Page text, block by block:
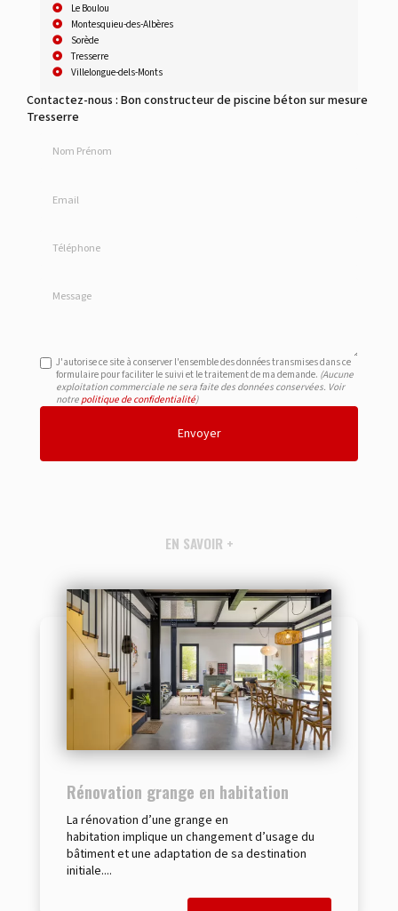
Le Boulou
Montesquieu-des-Albères
Sorède
Tresserre
Villelongue-dels-Monts
Contactez-nous : Bon constructeur de piscine béton sur mesure
Tresserre
J'autorise ce site à conserver l'ensemble des données transmises dans ce
formulaire pour faciliter le suivi et le traitement de ma demande. (Aucune
exploitation commerciale ne sera faite des données conservées. Voir
notre politique de confidentialité)
EN SAVOIR +
Rénovation grange en habitation
La rénovation d’une grange en
habitation implique un changement d’usage du
bâtiment et une adaptation de sa destination
initiale....